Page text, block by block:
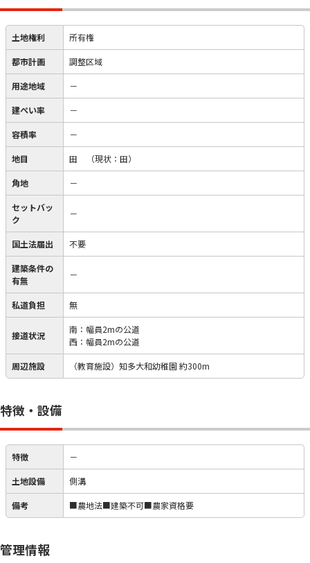
土地権利 所有権
都市計画 調整区域
用途地域 －
建ぺい率 －
容積率 －
地目 田 （現状：田）
角地 －
セットバッ
ク
－
国土法届出 不要
建築条件の
有無
－
私道負担 無
接道状況
南：幅員2mの公道
西：幅員2mの公道
周辺施設 （教育施設）知多大和幼稚園 約300m
特徴・設備
特徴 －
土地設備 側溝
備考 ■農地法■建築不可■農家資格要
管理情報